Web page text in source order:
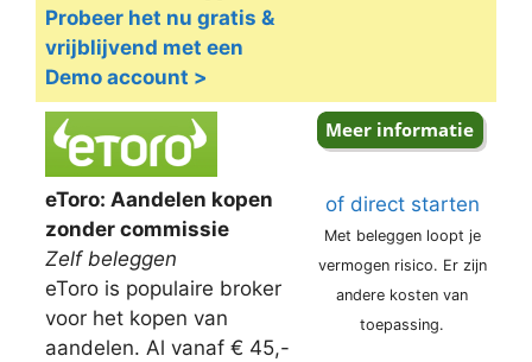
Probeer het nu gratis &
vrijblijvend met een
Demo account >
eToro: Aandelen kopen
zonder commissie
Zelf beleggen
eToro is populaire broker
voor het kopen van
aandelen. Al vanaf € 45,-
of direct starten
Met beleggen loopt je
vermogen risico. Er zijn
andere kosten van
toepassing.